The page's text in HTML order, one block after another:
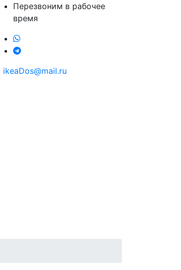
Перезвоним в рабочее
время
ikeaDos@mail.ru